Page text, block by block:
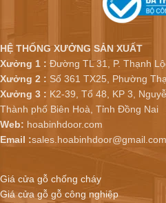
HỆ THỐNG XƯỞNG SẢN XUẤT
Xưởng 1 : Đường TL 31, P. Thạnh
Xưởng 2 : Số 361 TX25, Phường
Xưởng 3 : K2-39, Tổ 48, KP 3,
Thành phố Biên Hoà, Tỉnh Đồng Nai
Web: hoabinhdoor.com
Email :sales.hoabinhdoor@gmail.com
Giá cửa gỗ chống cháy
Giá cửa gỗ gỗ công nghiệp